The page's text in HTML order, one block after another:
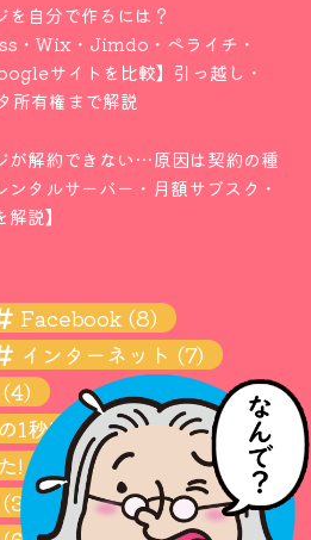
を自分で作るには？
・Wix・Jimdo・ペライチ・
サイトを比較】引っ越し・
所有権まで解説
が解約できない…原因は契約の種
ンタルサーバー・月額サブスク・
説】
Facebook (8)
インターネット (7)
(4)
1秒! 瞬間ワザ
(11)
! お悩み解決超入門(13)
(3)